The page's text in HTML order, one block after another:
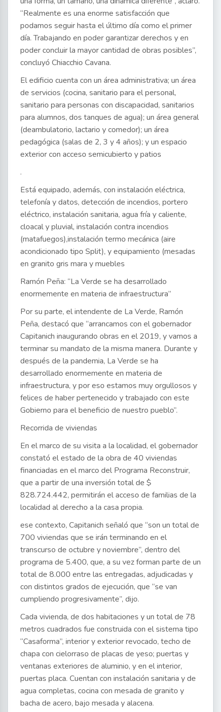
“Realmente es una enorme satisfacción que
podamos seguir hasta el último día como el primer
día. Trabajando en poder garantizar derechos y en
poder concluir la mayor cantidad de obras posibles”,
concluyó Chiacchio Cavana.
El edificio cuenta con un área administrativa; un área
de servicios (cocina, sanitario para el personal,
sanitario para personas con discapacidad, sanitarios
para alumnos, dos tanques de agua); un área general
(deambulatorio, lactario y comedor); un área
pedagógica (salas de 2, 3 y 4 años); y un espacio
exterior con acceso semicubierto y patios
.
Está equipado, además, con instalación eléctrica,
telefonía y datos, detección de incendios, portero
eléctrico, instalación sanitaria, agua fría y caliente,
cloacal y pluvial, instalación contra incendios
(matafuegos),instalación termo mecánica (aire
acondicionado tipo Split), y equipamiento (mesadas
en granito gris mara y muebles
Ramón Peña: “La Verde se ha desarrollado
enormemente en materia de infraestructura”
Por su parte, el intendente de La Verde, Ramón
Peña, destacó que “arrancamos con el gobernador
Capitanich inaugurando obras en el 2019, y vamos a
terminar su mandato de la misma manera. Durante y
después de la pandemia, La Verde se ha
desarrollado enormemente en materia de
infraestructura, y por eso estamos muy orgullosos y
felices de haber pertenecido y trabajado con este
Gobierno para el beneficio de nuestro pueblo”.
Recorrida de viviendas
En el marco de su visita a la localidad, el gobernador
constató el estado de la obra de 40 viviendas
financiadas en el marco del Programa Reconstruir,
que a partir de una inversión total de $
828.724.442, permitirán el acceso de familias de la
localidad al derecho a la casa propia.
ese contexto, Capitanich señaló que “son un total de
700 viviendas que se irán terminando en el
transcurso de octubre y noviembre”, dentro del
programa de 5.400, que, a su vez forman parte de un
total de 8.000 entre las entregadas, adjudicadas y
con distintos grados de ejecución, que “se van
cumpliendo progresivamente”, dijo.
Cada vivienda, de dos habitaciones y un total de 78
metros cuadrados fue construida con el sistema tipo
“Casaforma”, interior y exterior revocado, techo de
chapa con cielorraso de placas de yeso; puertas y
ventanas exteriores de aluminio, y en el interior,
puertas placa. Cuentan con instalación sanitaria y de
agua completas, cocina con mesada de granito y
bacha de acero, bajo mesada y alacena.